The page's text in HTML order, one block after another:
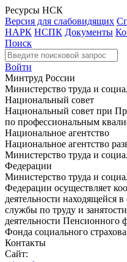
Ресурсы НСК
Версия для слабовидящих
НАРК НСПК Документы
Поиск
Войти
Минтруд России
Министерство труда и
Национальный совет
Национальный совет при
по профессиональным
Национальное агентство
Национальное агентство
Министерство труда и
Федерации
Министерство труда и
Федерации осуществляет
деятельности находящейся
службы по труду и
деятельности Пенсионного
Фонда социального
Контакты
Сайт: